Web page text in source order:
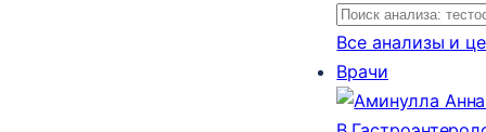
Все анализы и
Врачи